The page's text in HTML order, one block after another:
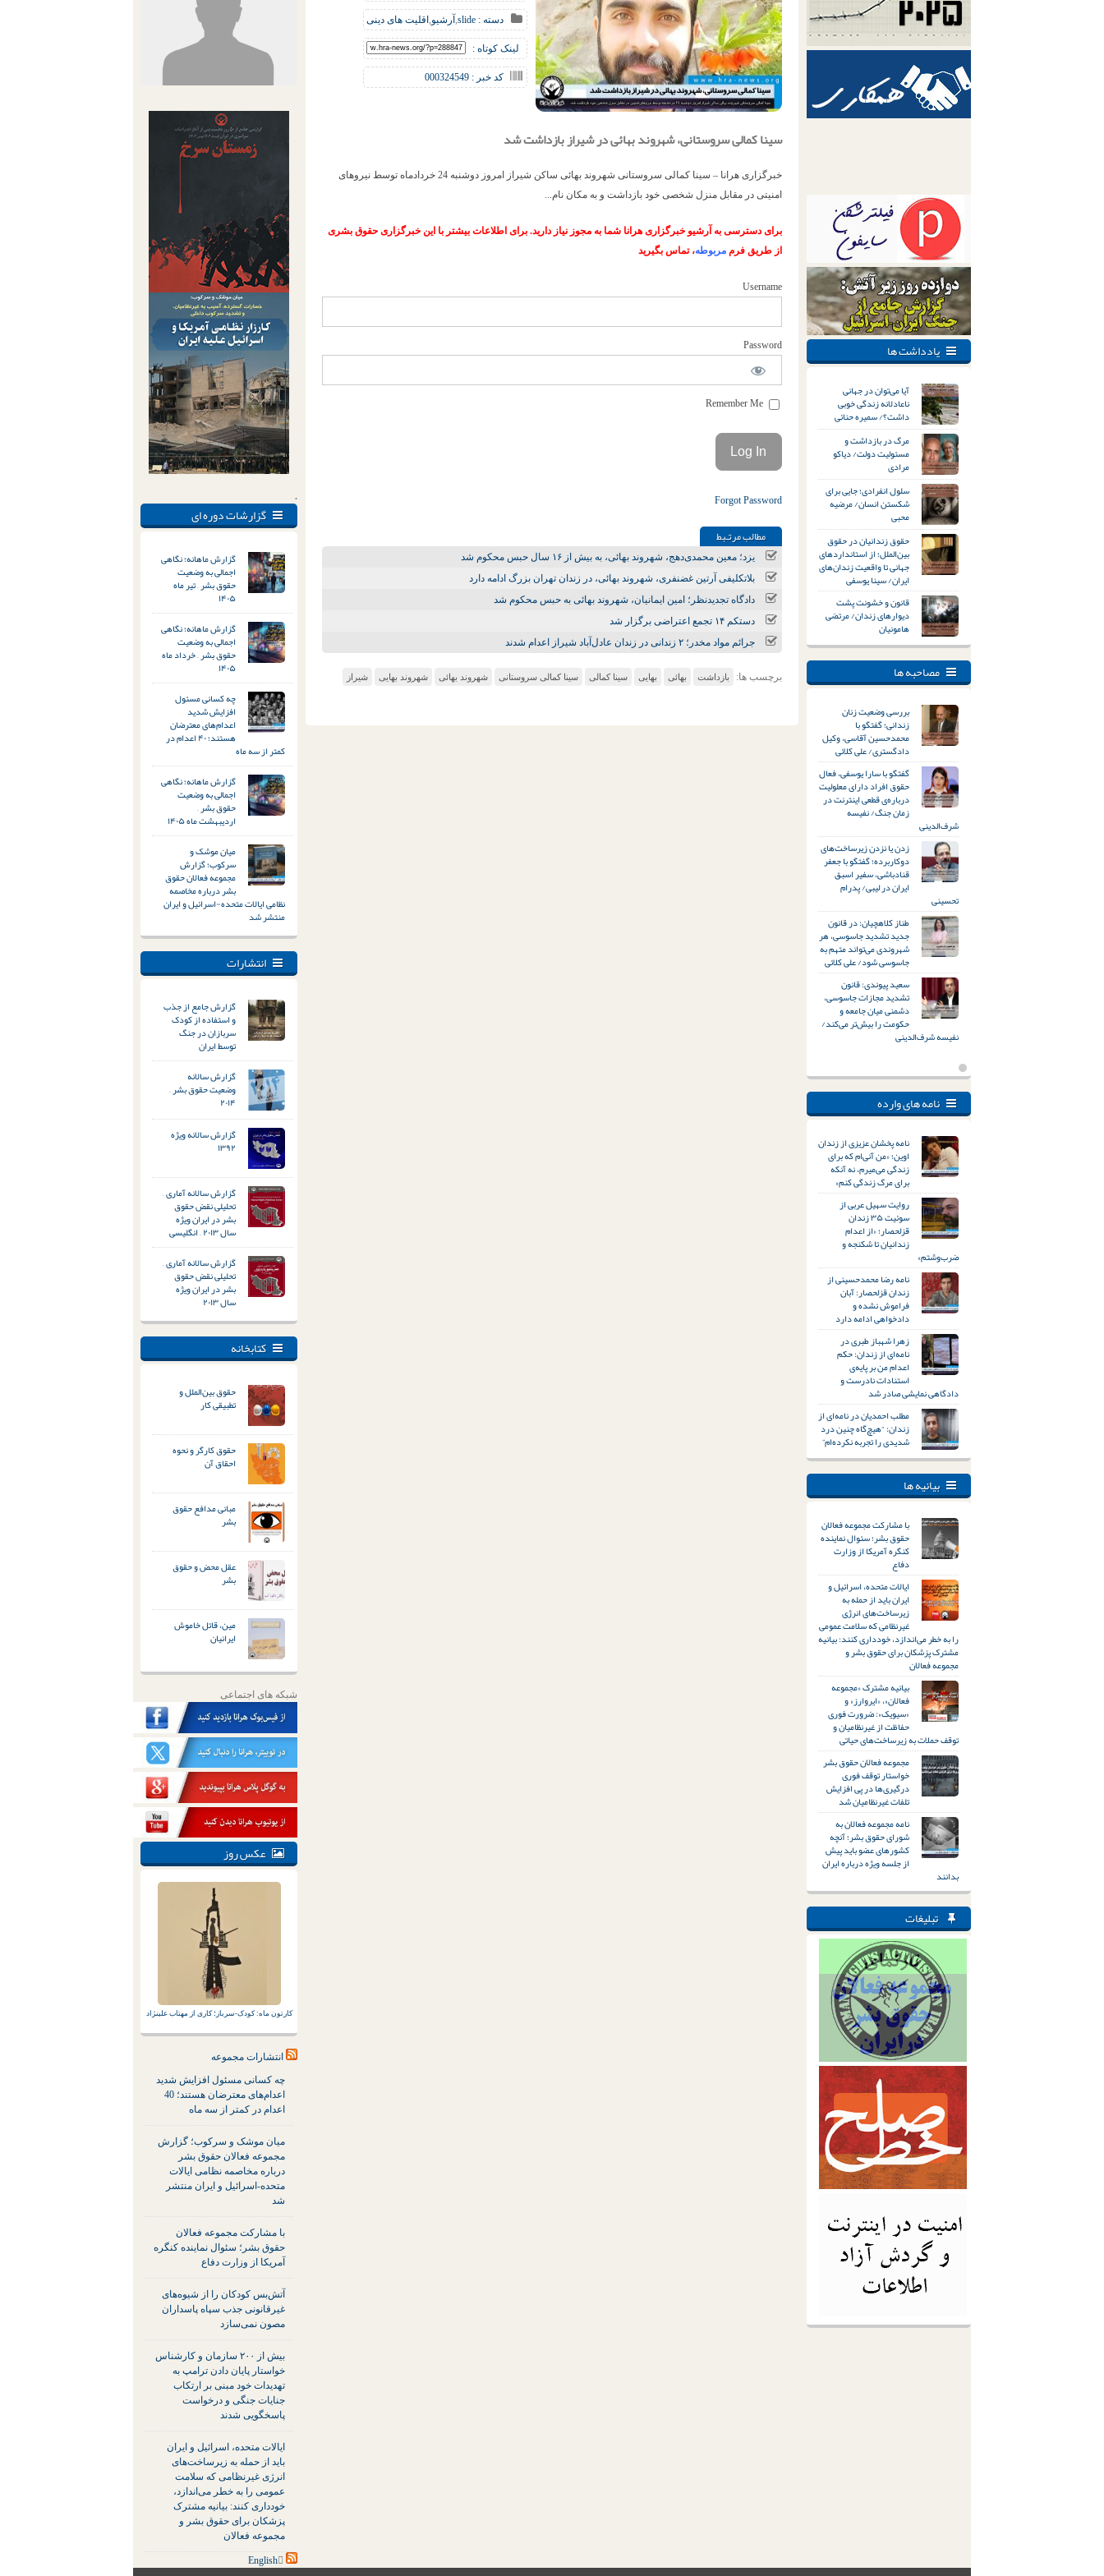
.
گزارشات دوره ای
گزارش ماهانه؛ نگاهی
اجمالی به وضعیت
حقوق بشر – تیر ماه
۱۴۰۵
گزارش ماهانه؛ نگاهی
اجمالی به وضعیت
حقوق بشر – خرداد ماه
۱۴۰۵
چه کسانی مسئول
افزایش شدید
اعدام‌های معترضان
هستند؛ ۴۰ اعدام در
کمتر از سه ماه
گزارش ماهانه؛ نگاهی
اجمالی به وضعیت
حقوق بشر –
اردیبهشت ماه ۱۴۰۵
میان موشک و
سرکوب؛ گزارش
مجموعه فعالان حقوق
بشر درباره مخاصمه
نظامی ایالات متحده-اسرائیل و ایران
منتشر شد
انتشارات
گزارش جامع از جذب
و استفاده از کودک
سربازان در جنگ
توسط ایران
گزارش سالانه
وضعیت حقوق بشر –
۲۰۱۴
گزارش سالانه ویژه
۱۳۹۲
گزارش سالانه آماری –
تحلیلی نقض حقوق
بشر در ایران ویژه
سال ۲۰۱۳ – انگلیسی
گزارش سالانه آماری –
تحلیلی نقض حقوق
بشر در ایران ویژه
سال ۲۰۱۳
کتابخانه
حقوق بین‌الملل و
تطبیقی کار
حقوق کارگر و نحوه
احقاق آن
مبانی مدافع حقوق
بشر
عقل محض و حقوق
بشر
مین، قاتل خاموش
ایرانیان
شبکه های اجتماعی
عکس روز
کارتون ماه: کودک-سرباز؛ کاری از مهتاب علینژاد
انتشارات مجموعه
چه کسانی مسئول افزایش شدید
اعدام‌های معترضان هستند؛ 40
اعدام در کمتر از سه ماه
میان موشک و سرکوب؛ گزارش
مجموعه فعالان حقوق بشر
درباره مخاصمه نظامی ایالات
متحده-اسرائیل و ایران منتشر
شد
با مشارکت مجموعه فعالان
حقوق بشر؛ سئوال نماینده کنگره
آمریکا از وزارت دفاع
آتش‌بس کودکان را از شیوه‌های
غیرقانونی جذب سپاه پاسداران
مصون نمی‌سازد
بیش از ۲۰۰ سازمان و کارشناس
خواستار پایان دادن ترامپ به
تهدیدات خود مبنی بر ارتکاب
جنایات جنگی و درخواست
پاسخگویی شدند
ایالات متحده، اسرائیل و ایران
باید از حمله به زیرساخت‌های
انرژی غیرنظامی که سلامت
عمومی را به خطر می‌اندازد،
خودداری کنند: بیانیه مشترک
پزشکان برای حقوق بشر و
مجموعه فعالان
دسته : slide
,آرشیو,اقلیت های دینی
لینک کوتاه :
کد خبر : 000324549
سینا کمالى سروستانی، شهروند بهائی در شیراز بازداشت شد
خبرگزاری هرانا – سينا كمالى سروستانی شهروند بهائی ساکن شیراز امروز دوشنبه 24 خردادماه توسط نیروهای
امنیتی در مقابل منزل شخصی خود بازداشت و به مکان نام...
برای دسترسی به آرشیو خبرگزاری هرانا شما به مجوز نیاز دارید. برای اطلاعات بیشتر با این خبرگزاری حقوق بشری
از طریق فرم مربوطه، تماس بگیرید
Username
Password
Forgot Password
مطالب مرتـبط
یزد؛ معین محمدی‌دهج، شهروند بهائی، به بیش از ۱۶ سال حبس محکوم شد
بلاتکلیفی آرتین غضنفری، شهروند بهائی، در زندان تهران بزرگ ادامه دارد
دادگاه تجدیدنظر؛ امین ایمانیان، شهروند بهائی به حبس محکوم شد
دستکم ۱۴ تجمع اعتراضی برگزار شد
جرائم مواد مخدر؛ ۲ زندانی در زندان عادل‌آباد شیراز اعدام شدند
برچسب ها: بازداشت بهائی بهایی سینا کمالی سینا کمالی سروستانی شهروند بهائی شهروند بهایی شیراز
یادداشت ها
آیا می‌توان در جهانی
ناعادلانه زندگی خوبی
داشت؟/ سمیره حنائی
مرگ در بازداشت و
مسئولیت دولت/ دیاکو
مرادی
سلول انفرادی؛ جایی برای
شکستن انسان/ مرضیه
محبی
حقوق زندانیان در حقوق
بین‌الملل؛ از استانداردهای
جهانی تا واقعیت زندان‌های
ایران/ سینا یوسفی
قانون و خشونت پشت
دیوارهای زندان/ مرتضی
هامونیان
مصاحبه ها
بررسی وضعیت زنان
زندانی؛ گفتگو با
محمدحسین آقاسی، وکیل
دادگستری/ علی کلائی
گفتگو با سارا یوسفی، فعال
حقوق افراد دارای معلولیت
درباره‌ی قطعی اینترنت در
زمان جنگ/ نفیسه
شرف‌الدینی
زدن یا نزدن زیرساخت‌های
دوکاربرده؛ گفتگو با جعفر
قنادباشی، سفیر اسبق
ایران در لیبی/ پدرام
تحسینی
طناز کلاهچیان: در قانون
جدید تشدید جاسوسی، هر
شهروندی می‌تواند متهم به
جاسوسی شود/ علی کلائی
سعید پیوندی: قانون
تشدید مجازات جاسوسی،
دشمنی میان جامعه و
حکومت را بیش‌تر می‌کند/
نفیسه شرف‌الدینی
نامه های وارده
نامه پخشان عزیزی از زندان
اوین؛ «من آنی‌ام که برای
زندگی می‌میرم، نه آنکه
برای مرگ زندگی کنم»
روایت سهیل عربی از
سوئیت ۳۵ زندان
قزلحصار؛ «از اعدام
زندانیان تا شکنجه و
ضرب‌وشتم»
نامه رضا محمدحسینی از
زندان قزلحصار: آبان
فراموش نشده و
دادخواهی ادامه دارد
زهرا شهباز طبری در
نامه‌ای از زندان: حکم
اعدام من بر پایه‌ی
استنادات نادرست و
دادگاهی نمایشی صادر شد
مطلب احمدیان در نامه‌ای از
زندان: “هیچ‌گاه چنین درد
شدیدی را تجربه نکرده‌ام”
بیانیه ها
با مشارکت مجموعه فعالان
حقوق بشر؛ سئوال نماینده
کنگره آمریکا از وزارت
دفاع
ایالات متحده، اسرائیل و
ایران باید از حمله به
زیرساخت‌های انرژی
غیرنظامی که سلامت عمومی
را به خطر می‌اندازد، خودداری کنند: بیانیه
مشترک پزشکان برای حقوق بشر و
مجموعه فعالان
بیانیه مشترک «مجموعه
فعالان»، «ایروارز» و
«سیویک»: ضرورت فوری
حفاظت از غیرنظامیان و
توقف حملات به زیرساخت‌های حیاتی
مجموعه فعالان حقوق بشر
خواستار توقف فوری
درگیری‌ها در پی افزایش
تلفات غیرنظامیان شد
نامه مجموعه فعالان به
شورای حقوق بشر؛ آنچه
کشورهای عضو باید پیش
از جلسه ویژه درباره ایران
بدانند
تبلیغات